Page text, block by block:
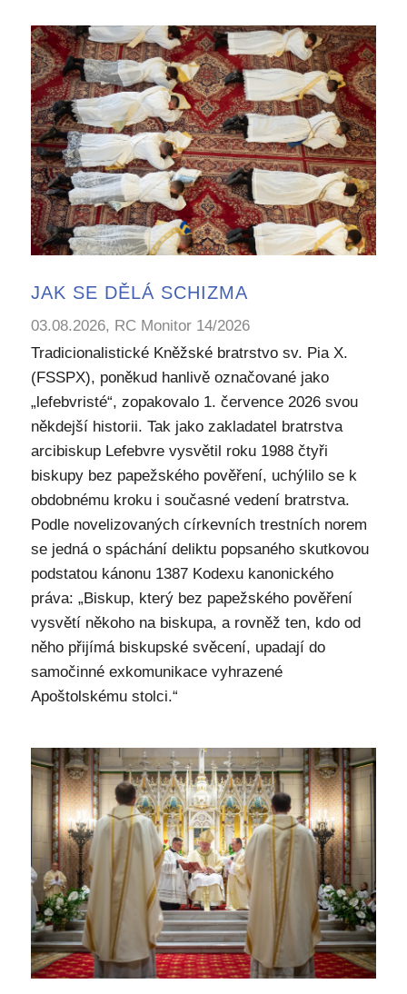
JAK SE DĚLÁ SCHIZMA
03.08.2026, RC Monitor 14/2026
Tradicionalistické Kněžské bratrstvo sv. Pia X.
(FSSPX), poněkud hanlivě označované jako
„lefebvristé“, zopakovalo 1. července 2026 svou
někdejší historii. Tak jako zakladatel bratrstva
arcibiskup Lefebvre vysvětil roku 1988 čtyři
biskupy bez papežského pověření, uchýlilo se k
obdobnému kroku i současné vedení bratrstva.
Podle novelizovaných církevních trestních norem
se jedná o spáchání deliktu popsaného skutkovou
podstatou kánonu 1387 Kodexu kanonického
práva: „Biskup, který bez papežského pověření
vysvětí někoho na biskupa, a rovněž ten, kdo od
něho přijímá biskupské svěcení, upadají do
samočinné exkomunikace vyhrazené
Apoštolskému stolci.“